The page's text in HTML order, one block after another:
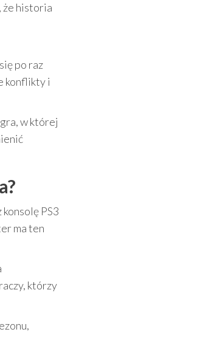
że historia
po raz
konflikty i
w której
konsolę PS3
ma ten
którzy